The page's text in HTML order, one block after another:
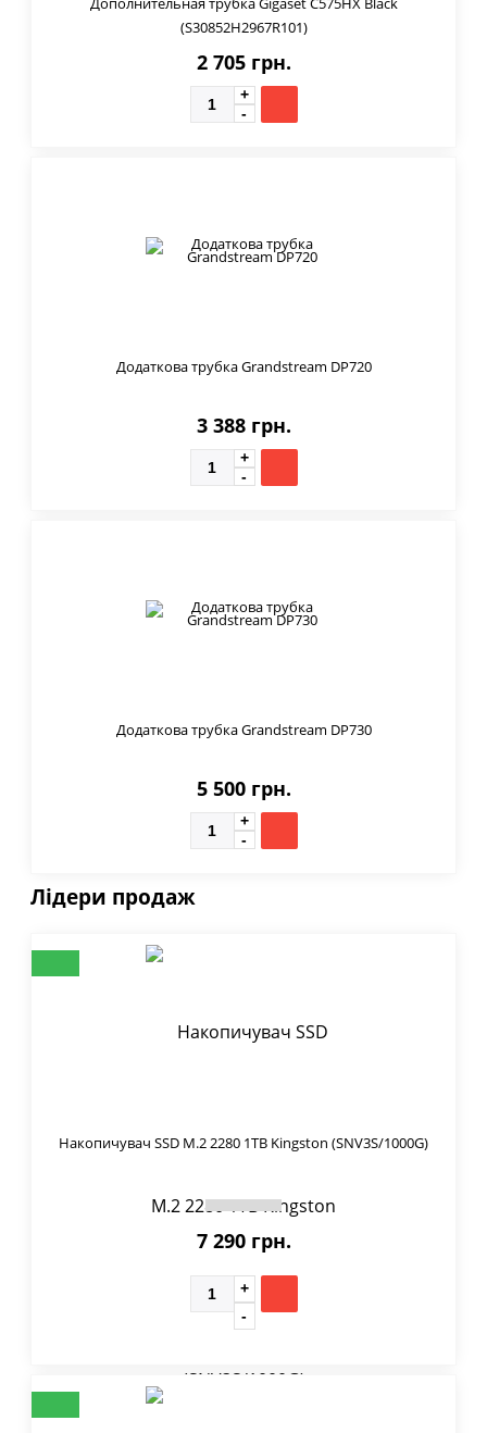
(S30852H2967R101)
2 705 грн.
Додаткова трубка Grandstream DP720
3 388 грн.
Додаткова трубка Grandstream DP730
5 500 грн.
Лідери продаж
Накопичувач SSD M.2 2280 1TB Kingston (SNV3S/1000G)
7 290 грн.